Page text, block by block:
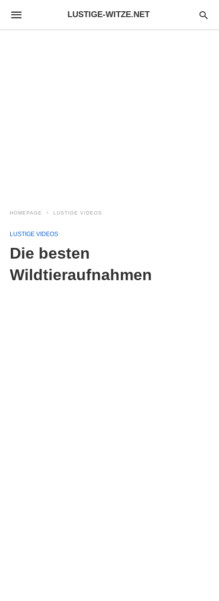
LUSTIGE-WITZE.NET
HOMEPAGE LUSTIGE VIDEOS
LUSTIGE VIDEOS
Die besten
Wildtieraufnahmen